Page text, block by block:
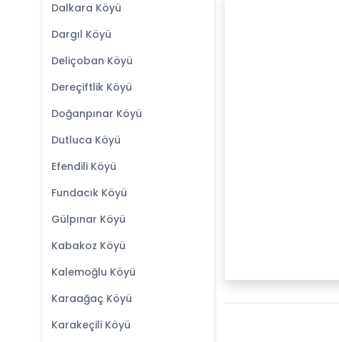
Dalkara Köyü
Dargıl Köyü
Deliçoban Köyü
Dereçiftlik Köyü
Doğanpınar Köyü
Dutluca Köyü
Efendili Köyü
Fundacık Köyü
Gülpınar Köyü
Kabakoz Köyü
Kalemoğlu Köyü
Karaağaç Köyü
Karakeçili Köyü